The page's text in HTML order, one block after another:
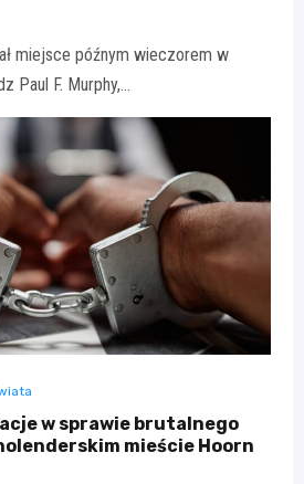
miejsce późnym wieczorem w
Paul F. Murphy,…
w sprawie brutalnego
mieście Hoorn